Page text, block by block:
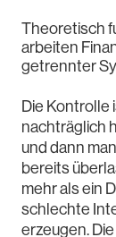
Theoretisch
arbeiten
getrennter
Die Kontrolle
nachträglich
und dann
bereits
mehr als ein
schlechte
erzeugen.